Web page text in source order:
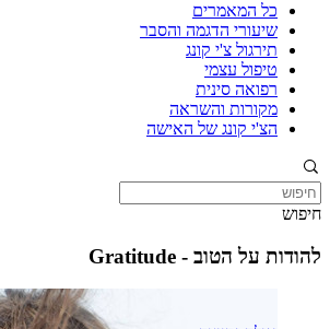
כל המאמרים
שיעורי הדגמה והסבר
תירגול צ'י קונג
טיפול עצמי
רפואה סינית
מקורות והשראה
הצ'י קונג של האישה
חיפוש
להודות על הטוב - Gratitude